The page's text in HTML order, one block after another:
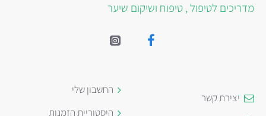
מדריכים לטיפול , טיפוח ושיקום שיער
יצירת קשר
החשבון שלי
היסטוריית הזמנות